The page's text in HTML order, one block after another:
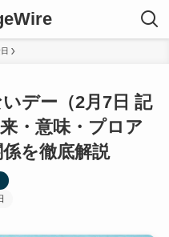
デー（2月7日 記
・意味・プロア
を徹底解説